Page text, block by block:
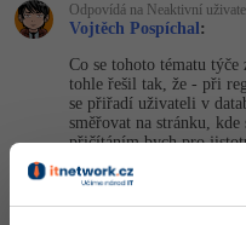
Best practices
Projektový
Databázový
Copywriter
WordPress
SQL
Návrh SW -80%
Algoritmy -41%
Umělá
Odpovídá na Neaktivní uživatel
Vojtěch Pospíchal:
Co se tohoto tématu týče
tohle řešil tak, že - při
se přiřadí uživateli v
směřovat na stránku,
přičítáním bych pro
se hlas přičetl uživateli do